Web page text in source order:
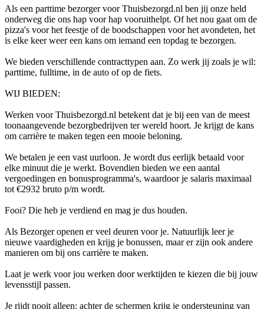
Als een parttime bezorger voor Thuisbezorgd.nl ben jij onze held
onderweg die ons hap voor hap vooruithelpt. Of het nou gaat om de
pizza's voor het feestje of de boodschappen voor het avondeten, het
is elke keer weer een kans om iemand een topdag te bezorgen.
We bieden verschillende contracttypen aan. Zo werk jij zoals je wil:
parttime, fulltime, in de auto of op de fiets.
WIJ BIEDEN:
Werken voor Thuisbezorgd.nl betekent dat je bij een van de meest
toonaangevende bezorgbedrijven ter wereld hoort. Je krijgt de kans
om carrière te maken tegen een mooie beloning.
We betalen je een vast uurloon. Je wordt dus eerlijk betaald voor
elke minuut die je werkt. Bovendien bieden we een aantal
vergoedingen en bonusprogramma's, waardoor je salaris maximaal
tot €2932 bruto p/m wordt.
Fooi? Die heb je verdiend en mag je dus houden.
Als Bezorger openen er veel deuren voor je. Natuurlijk leer je
nieuwe vaardigheden en krijg je bonussen, maar er zijn ook andere
manieren om bij ons carrière te maken.
Laat je werk voor jou werken door werktijden te kiezen die bij jouw
levensstijl passen.
Je rijdt nooit alleen: achter de schermen krijg je ondersteuning van